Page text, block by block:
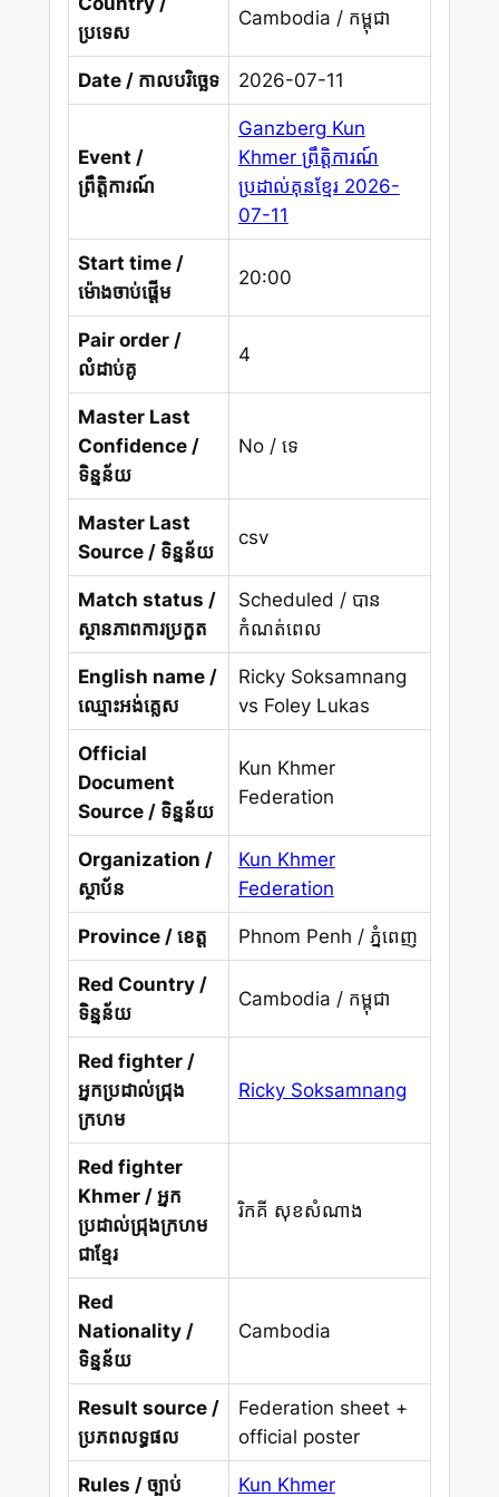
ប្រទេស
Cambodia / កម្ពុជា
Date / កាលបរិច្ឆេទ 2026-07-11
Event /
ព្រឹត្តិការណ៍
Ganzberg Kun
Khmer ព្រឹត្តិការណ៍
ប្រដាល់គុនខ្មែរ 2026-
07-11
Start time /
ម៉ោងចាប់ផ្តើម
20:00
Pair order /
លំដាប់គូ
4
Master Last
Confidence /
ទិន្នន័យ
No / ទេ
Master Last
Source / ទិន្នន័យ
csv
Match status /
ស្ថានភាពការប្រកួត
Scheduled / បាន
កំណត់ពេល
English name /
ឈ្មោះអង់គ្លេស
Ricky Soksamnang
vs Foley Lukas
Official
Document
Source / ទិន្នន័យ
Kun Khmer
Federation
Organization /
ស្ថាប័ន
Kun Khmer
Federation
Province / ខេត្ត Phnom Penh / ភ្នំពេញ
Red Country /
ទិន្នន័យ
Cambodia / កម្ពុជា
Red fighter /
អ្នកប្រដាល់ជ្រុង
ក្រហម
Ricky Soksamnang
Red fighter
Khmer / អ្នក
ប្រដាល់ជ្រុងក្រហម
ជាខ្មែរ
រិកគី សុខសំណាង
Red
Nationality /
ទិន្នន័យ
Cambodia
Result source /
ប្រភពលទ្ធផល
Federation sheet +
official poster
Rules / ច្បាប់ Kun Khmer